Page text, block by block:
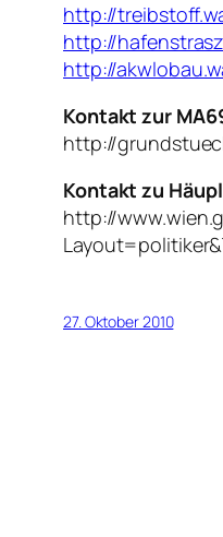
http://
http://
http://
Kontakt zur
http://
Kontakt zu
http://
27. Oktober 2010